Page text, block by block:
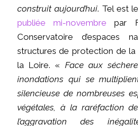
construit aujourd’hui. Tel est
publiée mi-novembre par
Conservatoire d’espaces
structures de protection de la
la Loire. « Face aux
inondations qui se
silencieuse de nombreuses
végétales, à la raréfaction
l’aggravation des